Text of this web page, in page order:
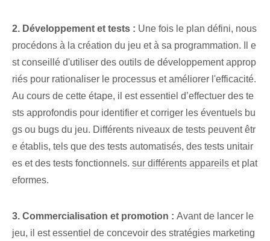
2. Développement et tests : Une fois le plan défini, nous
procédons à la création du jeu et à sa programmation. Il e
st conseillé d'utiliser des outils de développement approp
riés pour rationaliser le processus et améliorer l'efficacité.
Au cours de cette étape, il est essentiel d’effectuer des te
sts approfondis pour identifier et corriger les éventuels bu
gs ou bugs du jeu. Différents niveaux de tests peuvent êtr
e établis, tels que des tests automatisés, des tests unitair
es et des tests fonctionnels. sur différents appareils et plat
eformes.
3. Commercialisation et promotion : Avant de lancer le
jeu, il est essentiel de concevoir des stratégies marketing